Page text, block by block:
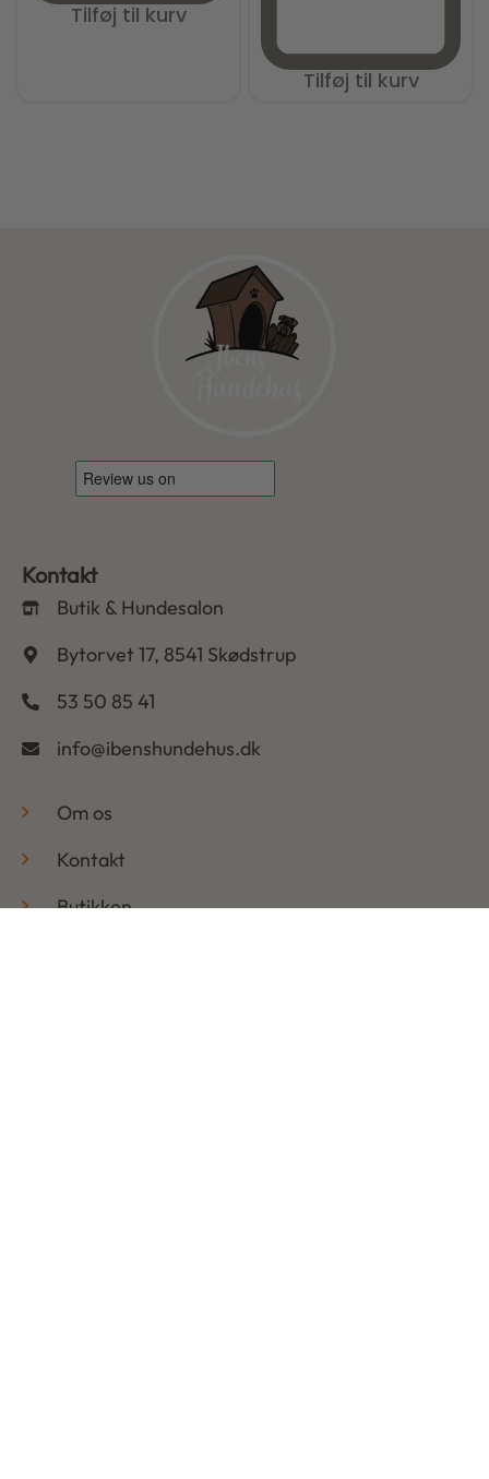
Tilføj til kurv
Tilføj til kurv
Kontakt
Butik & Hundesalon
Bytorvet 17, 8541 Skødstrup
53 50 85 41
info@ibenshundehus.dk
Om os
Kontakt
Butikken